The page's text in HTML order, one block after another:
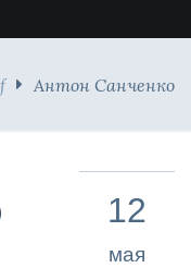
Антон Санченко
12
мая